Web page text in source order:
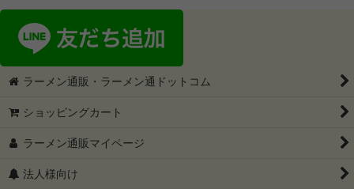
ラーメン通販・ラーメン通ドットコム
ショッピングカート
ラーメン通販マイページ
法人様向け